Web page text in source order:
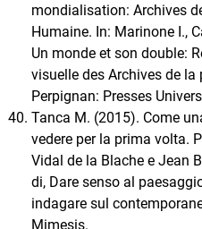
mondialisation: Archives
Humaine. In: Marinone I.,
Un monde et son double:
visuelle des Archives de la
Perpignan: Presses
Tanca M. (2015). Come
vedere per la prima volta.
Vidal de la Blache e Jean
di, Dare senso al
indagare sul
Mimesis.